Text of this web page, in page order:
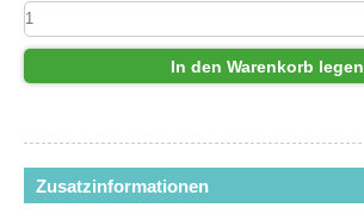
In den Warenkorb legen
Zusatzinformationen